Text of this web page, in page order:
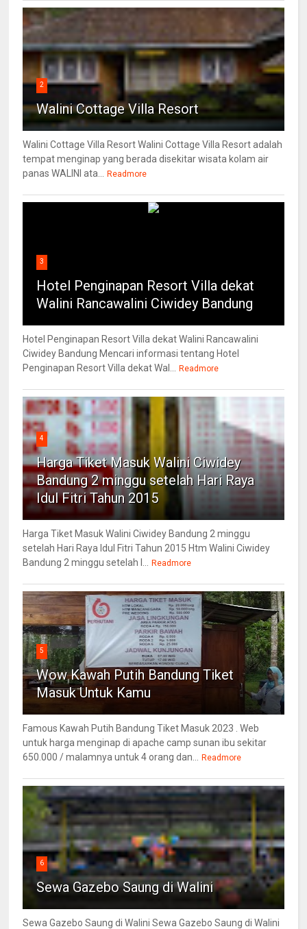
2
Walini Cottage Villa Resort
Walini Cottage Villa Resort Walini Cottage Villa Resort adalah
tempat menginap yang berada disekitar wisata kolam air
panas WALINI ata...
Readmore
3
Hotel Penginapan Resort Villa dekat
Walini Rancawalini Ciwidey Bandung
Hotel Penginapan Resort Villa dekat Walini Rancawalini
Ciwidey Bandung Mencari informasi tentang Hotel
Penginapan Resort Villa dekat Wal...
Readmore
4
Harga Tiket Masuk Walini Ciwidey
Bandung 2 minggu setelah Hari Raya
Idul Fitri Tahun 2015
Harga Tiket Masuk Walini Ciwidey Bandung 2 minggu
setelah Hari Raya Idul Fitri Tahun 2015 Htm Walini Ciwidey
Bandung 2 minggu setelah l...
Readmore
5
Wow Kawah Putih Bandung Tiket
Masuk Untuk Kamu
Famous Kawah Putih Bandung Tiket Masuk 2023 . Web
untuk harga menginap di apache camp sunan ibu sekitar
650.000 / malamnya untuk 4 orang dan...
Readmore
6
Sewa Gazebo Saung di Walini
Sewa Gazebo Saung di Walini Sewa Gazebo Saung di Walini